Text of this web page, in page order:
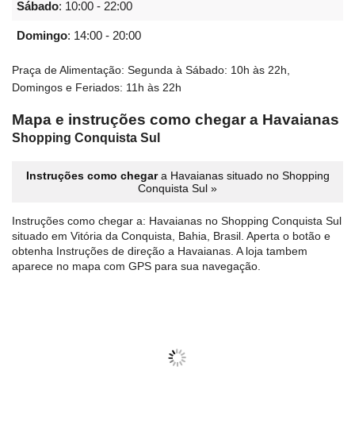
Sábado: 10:00 - 22:00
Domingo: 14:00 - 20:00
Praça de Alimentação: Segunda à Sábado: 10h às 22h,
Domingos e Feriados: 11h às 22h
Mapa e instruções como chegar a Havaianas
Shopping Conquista Sul
Instruções como chegara Havaianas situado no Shopping
Conquista Sul »
Instruções como chegar a: Havaianas no Shopping Conquista Sul
situado em Vitória da Conquista, Bahia, Brasil. Aperta o botão e
obtenha Instruções de direção a Havaianas. A loja tambem
aparece no mapa com GPS para sua navegação.